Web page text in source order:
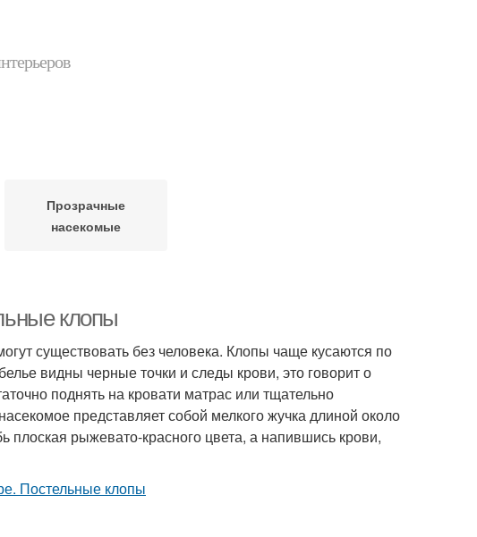
Прозрачные
насекомые
клопы
существовать без человека. Клопы чаще кусаются по
видны черные точки и следы крови, это говорит о
поднять на кровати матрас или тщательно
представляет собой мелкого жучка длиной около
плоская рыжевато-красного цвета, а напившись крови,